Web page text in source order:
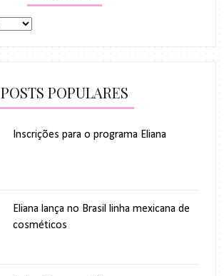
POSTS POPULARES
Inscrições para o programa Eliana
Eliana lança no Brasil linha mexicana de
cosméticos